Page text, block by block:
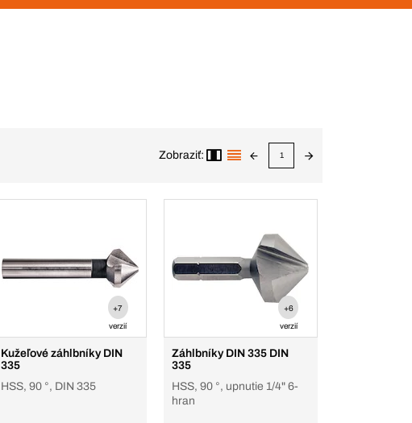
Zobraziť: 1
+7
verzií
Kužeľové záhlbníky DIN
335
HSS, 90 °, DIN 335
+6
verzií
Záhlbníky DIN 335 DIN
335
HSS, 90 °, upnutie 1/4" 6-
hran